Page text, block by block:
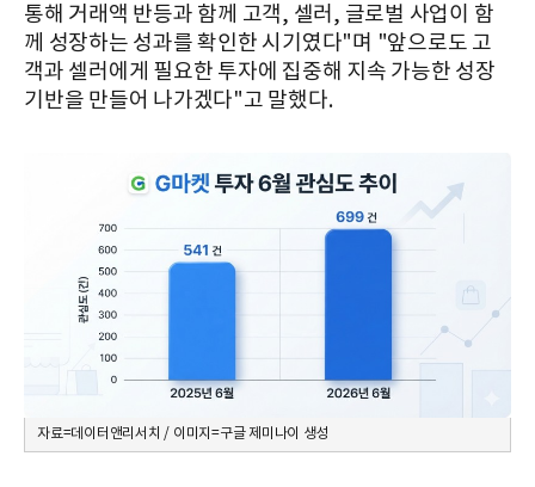
통해 거래액 반등과 함께 고객, 셀러, 글로벌 사업이 함
께 성장하는 성과를 확인한 시기였다"며 "앞으로도 고
객과 셀러에게 필요한 투자에 집중해 지속 가능한 성장
기반을 만들어 나가겠다"고 말했다.
자료=데이터앤리서치 / 이미지=구글 제미나이 생성